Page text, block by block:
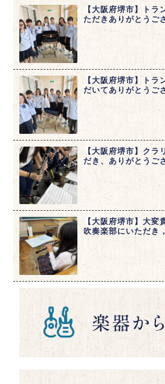
【大阪府堺市】トラ
ただきありがとうご
【大阪府堺市】トラ
だいてありがとうご
【大阪府堺市】クラ
だき、ありがとうご
【大阪府堺市】大変
吹奏楽部にいただき